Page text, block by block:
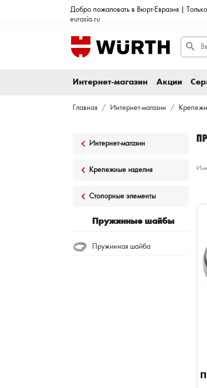
Добро пожаловать в Вюрт-Евразия |
eurasia.ru
search
Интернет-магазин Акции
Главная Интернет-магазин
keyboard_arrow_left Интернет-магазин
keyboard_arrow_left Крепежные изделия
keyboard_arrow_leftСтопорные элементы
Пружинные шайбы
Пружинная шайба